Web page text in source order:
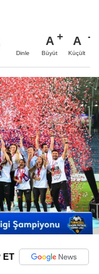
Dinle
A
Büyüt
A
Küçült
ET